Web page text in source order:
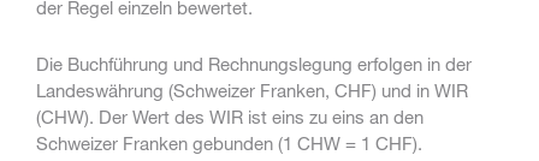
der Regel einzeln bewertet.
Die Buchführung und Rechnungslegung erfolgen in der
Landeswährung (Schweizer Franken, CHF) und in WIR
(CHW). Der Wert des WIR ist eins zu eins an den
Schweizer Franken gebunden (1 CHW = 1 CHF).